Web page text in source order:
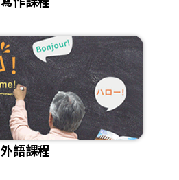
外語課程